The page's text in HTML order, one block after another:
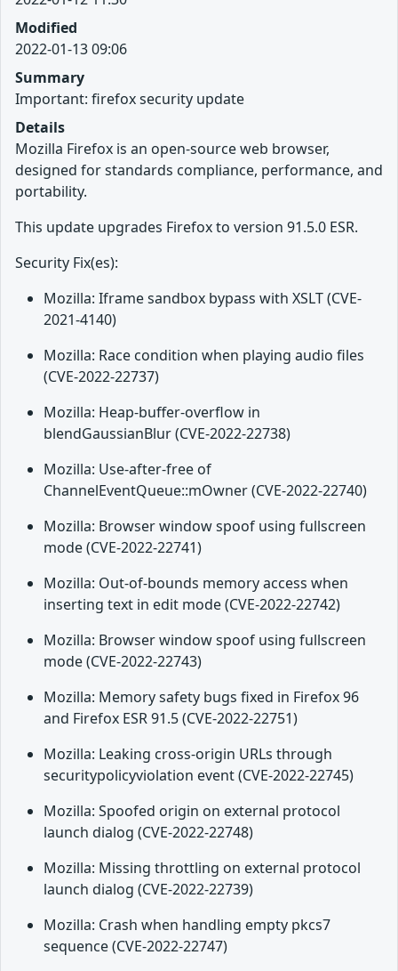
Modified
2022-01-13 09:06
Summary
Important: firefox security update
Details
Mozilla Firefox is an open-source web browser,
designed for standards compliance, performance, and
portability.
This update upgrades Firefox to version 91.5.0 ESR.
Security Fix(es):
Mozilla: Iframe sandbox bypass with XSLT (CVE-
2021-4140)
Mozilla: Race condition when playing audio files
(CVE-2022-22737)
Mozilla: Heap-buffer-overflow in
blendGaussianBlur (CVE-2022-22738)
Mozilla: Use-after-free of
ChannelEventQueue::mOwner (CVE-2022-22740)
Mozilla: Browser window spoof using fullscreen
mode (CVE-2022-22741)
Mozilla: Out-of-bounds memory access when
inserting text in edit mode (CVE-2022-22742)
Mozilla: Browser window spoof using fullscreen
mode (CVE-2022-22743)
Mozilla: Memory safety bugs fixed in Firefox 96
and Firefox ESR 91.5 (CVE-2022-22751)
Mozilla: Leaking cross-origin URLs through
securitypolicyviolation event (CVE-2022-22745)
Mozilla: Spoofed origin on external protocol
launch dialog (CVE-2022-22748)
Mozilla: Missing throttling on external protocol
launch dialog (CVE-2022-22739)
Mozilla: Crash when handling empty pkcs7
sequence (CVE-2022-22747)